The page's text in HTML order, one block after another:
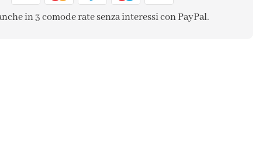
in 3 comode rate senza interessi con PayPal.